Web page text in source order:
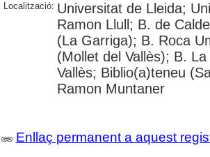
Localització: Universitat de Lleida;
Ramon Llull; B. de
(La Garriga); B. Roca
(Mollet del Vallès); B.
Vallès; Biblio(a)teneu
Ramon Muntaner
Enllaç permanent a aquest